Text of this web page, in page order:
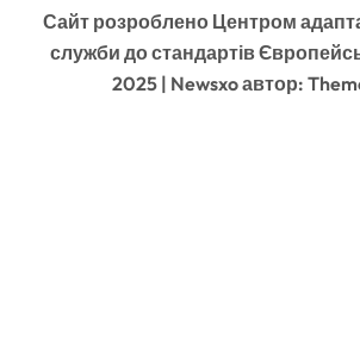
Сайт розроблено Центром
служби до стандартів
2025 | Newsxoавтор: